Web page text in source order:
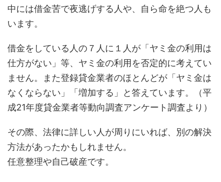
中には借金苦で夜逃げする人や、自ら命を絶つ人も
います。
借金をしている人の７人に１人が「ヤミ金の利用は
仕方がない」等、ヤミ金の利用を否定的に考えてい
ません。また登録貸金業者のほとんどが「ヤミ金は
なくならない」「増加する」と答えています。（平
成21年度貸金業者等動向調査アンケート調査より）
その際、法律に詳しい人が周りにいれば、別の解決
方法があったかもしれません。
任意整理や自己破産です。